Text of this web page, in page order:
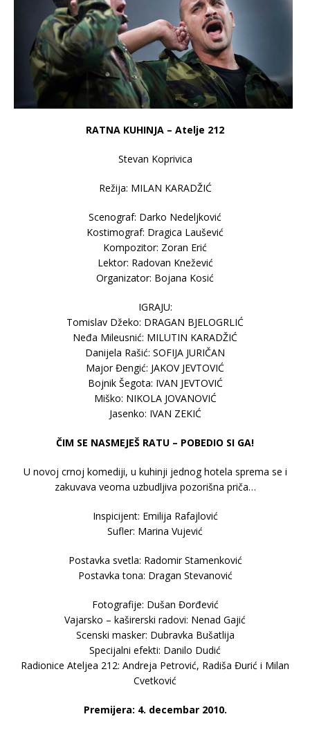
RATNA KUHINJA – Atelje 212
Stevan Koprivica
Režija: MILAN KARADŽIĆ
Scenograf: Darko Nedeljković
Kostimograf: Dragica Laušević
Kompozitor: Zoran Erić
Lektor: Radovan Knežević
Organizator: Bojana Kosić
IGRAJU:
Tomislav Džeko: DRAGAN BJELOGRLIĆ
Neđa Mileusnić: MILUTIN KARADŽIĆ
Danijela Rašić: SOFIJA JURIČAN
Major Đengić: JAKOV JEVTOVIĆ
Bojnik Šegota: IVAN JEVTOVIĆ
Miško: NIKOLA JOVANOVIĆ
Jasenko: IVAN ZEKIĆ
ČIM SE NASMEJEŠ RATU – POBEDIO SI GA!
U novoj crnoj komediji, u kuhinji jednog hotela sprema se i
zakuvava veoma uzbudljiva pozorišna priča…
Inspicijent: Emilija Rafajlović
Sufler: Marina Vujević
Postavka svetla: Radomir Stamenković
Postavka tona: Dragan Stevanović
Fotografije: Dušan Đorđević
Vajarsko – kaširerski radovi: Nenad Gajić
Scenski masker: Dubravka Bušatlija
Specijalni efekti: Danilo Dudić
Radionice Ateljea 212: Andreja Petrović, Radiša Đurić i Milan
Cvetković
Premijera: 4. decembar 2010.